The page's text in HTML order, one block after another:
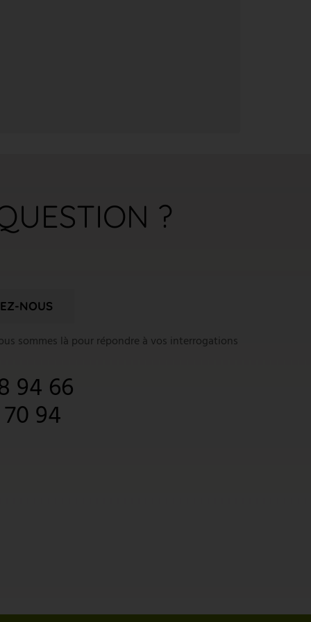
?
NOUS
sommes là pour répondre à vos interrogations
94 66
70 94